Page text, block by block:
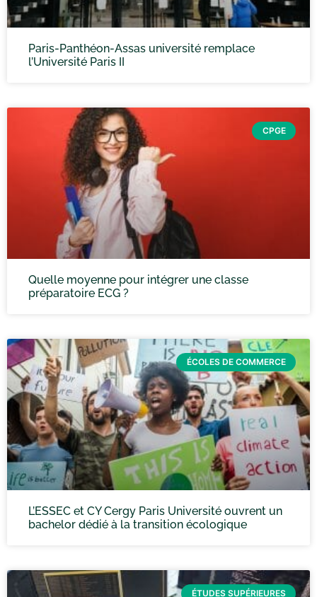
Paris-Panthéon-Assas université remplace
l’Université Paris II
CPGE
Quelle moyenne pour intégrer une classe
préparatoire ECG ?
ÉCOLES DE COMMERCE
L’ESSEC et CY Cergy Paris Université ouvrent un
bachelor dédié à la transition écologique
ÉTUDES SUPÉRIEURES